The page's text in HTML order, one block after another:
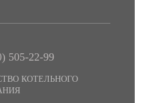
505-22-99
КОТЕЛЬНОГО